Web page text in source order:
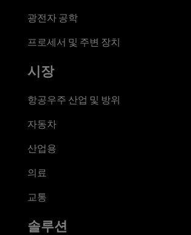
광전자 공학
프로세서 및 주변 장치
시장
항공우주 산업 및 방위
자동차
산업용
의료
교통
솔루션